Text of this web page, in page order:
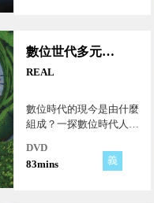
數位世代多元生活
REAL
數位時代的現今是由什麼
組成？一探數位時代人類
活，多樣廣角鏡，空前絕
後…
DVD
83mins
義